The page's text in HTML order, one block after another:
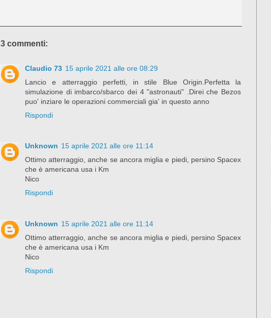
3 commenti:
Claudio 73 15 aprile 2021 alle ore 08:29
Lancio e atterraggio perfetti, in stile Blue Origin.Perfetta la
simulazione di imbarco/sbarco dei 4 "astronauti" .Direi che Bezos
puo' inziare le operazioni commerciali gia' in questo anno
Rispondi
Unknown 15 aprile 2021 alle ore 11:14
Ottimo atterraggio, anche se ancora miglia e piedi, persino Spacex
che è americana usa i Km
Nico
Rispondi
Unknown 15 aprile 2021 alle ore 11:14
Ottimo atterraggio, anche se ancora miglia e piedi, persino Spacex
che è americana usa i Km
Nico
Rispondi